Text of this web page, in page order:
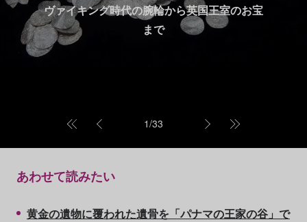
ヴァイキング時代の腕輪から英国王室のお宝
まで
1/33
あわせて読みたい
黄金の遺物に覆われた遺骨を「パナマの王家の谷」で